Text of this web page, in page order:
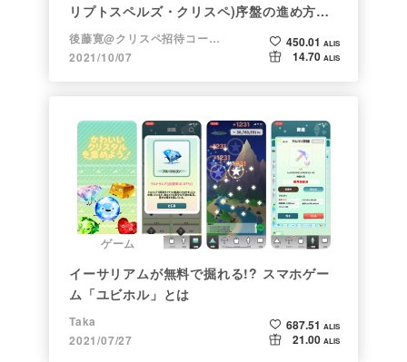
リプトスペルズ・クリスペ)序盤の進め方
【NFTゲーム】
後藤寛@クリスペ招待コード→LHiH
2021/10/07
450.01 ALIS
14.70 ALIS
ゲーム
イーサリアムが無料で掘れる!? スマホゲー
ム「ユビホル」とは
Taka
2021/07/27
687.51 ALIS
21.00 ALIS